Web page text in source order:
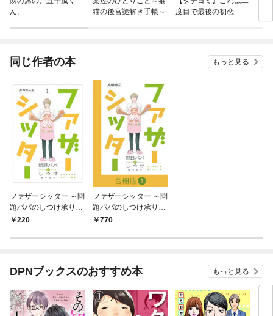
ん。
猫の後宮謎解き手帳～
度目で最後の初恋
本
同じ作者の本 もっと見る
ファザーシッター ～問
題パパのしつけ承りま
す～（1）
220
ファザーシッター ～問
題パパのしつけ承りま
す～【合冊版】（1）
770
DPNブックスのおすすめ本 もっと見る